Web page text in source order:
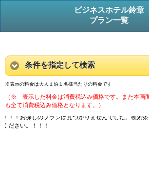
ビジネスホテル鈴章
プラン一覧
条件を指定して検索
※表示の料金は大人１泊１名様当たりの料金です
（※ 表示した料金は消費税込み価格です。また本画
も全て消費税込み価格となります。）
！！！お探しのプランは見つかりませんでした。検索
ください。！！！